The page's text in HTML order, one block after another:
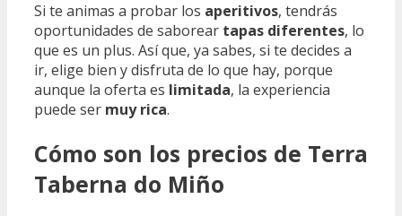
Si te animas a probar los aperitivos, tendrás
oportunidades de saborear tapas diferentes, lo
que es un plus. Así que, ya sabes, si te decides a
ir, elige bien y disfruta de lo que hay, porque
aunque la oferta es limitada, la experiencia
puede ser muy rica.
Cómo son los precios de Terra
Taberna do Miño